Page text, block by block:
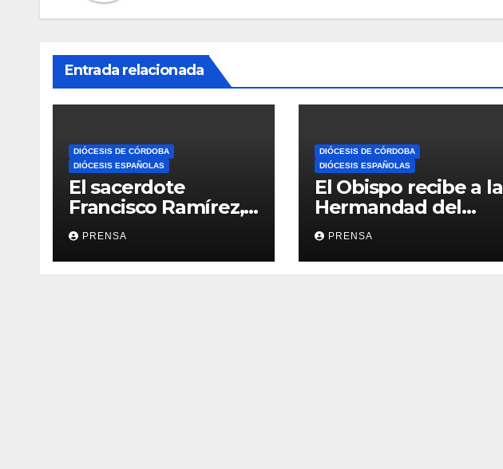
Entrada relacionada
DIÓCESIS DE CÓRDOBA
DIÓCESIS ESPAÑOLAS
El sacerdote
Francisco Ramírez,
en El Espejo de la
Iglesia
PRENSA
DIÓCESIS DE CÓRDOBA
DIÓCESIS ESPAÑOLAS
El Obispo recibe a la
Hermandad del
Calvario
PRENSA